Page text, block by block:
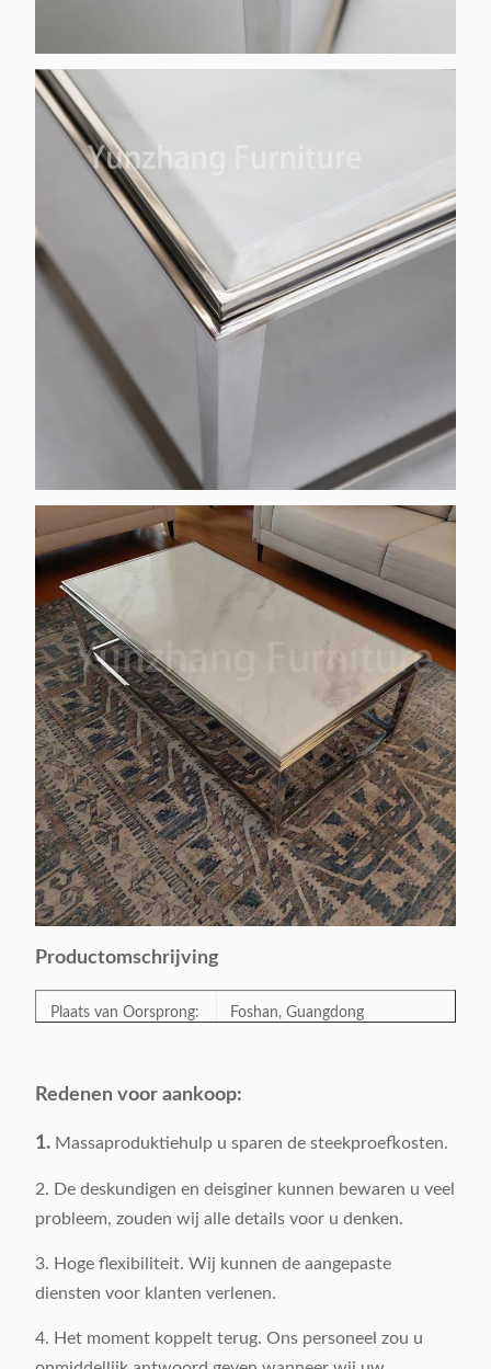
Productomschrijving
Plaats van Oorsprong: Foshan, Guangdong
Categorie: Huis/Hotelmeubilair
Stijl: Modern
Kleur: Zilver
Grondstof: 201Stainless staal
Redenen voor aankoop:
1. Massaproduktiehulp u sparen de steekproefkosten.
2. De deskundigen en deisginer kunnen bewaren u veel
probleem, zouden wij alle details voor u denken.
3. Hoge flexibiliteit. Wij kunnen de aangepaste
diensten voor klanten verlenen.
4. Het moment koppelt terug. Ons personeel zou u